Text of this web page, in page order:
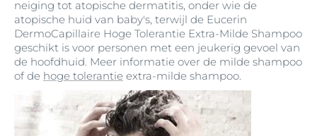
neiging tot atopische dermatitis, onder wie de
atopische huid van baby's, terwijl de Eucerin
DermoCapillaire Hoge Tolerantie Extra-Milde Shampoo
geschikt is voor personen met een jeukerig gevoel van
de hoofdhuid. Meer informatie over de milde shampoo
of de hoge tolerantie extra-milde shampoo.